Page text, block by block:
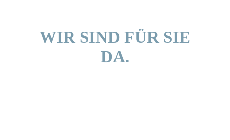
WIR SIND FÜR SIE
DA.